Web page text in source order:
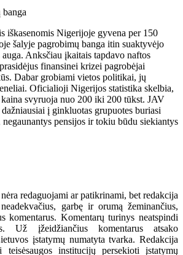
iškasenomis Nigerijoje gyvena per 150
šalyje pagrobimų banga itin suaktyvėjo
Anksčiau įkaitais tapdavo naftos
finansinei krizei pagrobėjai
Dabar grobiami vietos politikai, jų
Oficialioji Nigerijos statistika skelbia,
svyruoja nuo 200 iki 200 tūkst. JAV
į ginkluotas grupuotes buriasi
pensijos ir tokiu būdu siekiantys
redaguojami ar patikrinami, bet redakcija
garbę ir orumą žeminančius,
komentarus. Komentarų turinys neatspindi
Už įžeidžiančius komentarus atsako
įstatymų numatyta tvarka. Redakcija
teisėsaugos institucijų persekioti įstatymų